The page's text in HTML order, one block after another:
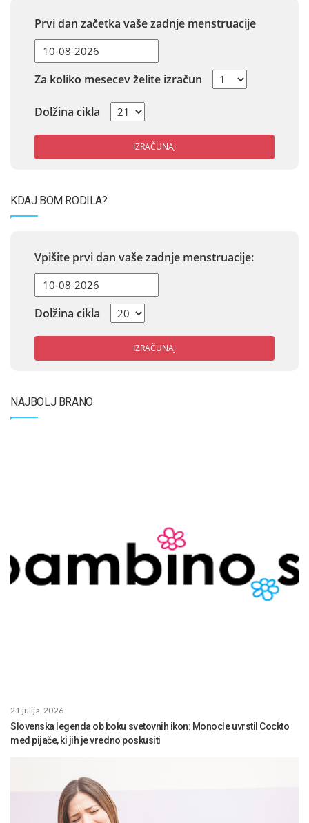
Prvi dan začetka vaše zadnje menstruacije
Za koliko mesecev želite izračun
Dolžina cikla
IZRAČUNAJ
KDAJ BOM RODILA?
Vpišite prvi dan vaše zadnje menstruacije:
Dolžina cikla
IZRAČUNAJ
NAJBOLJ BRANO
21 julija, 2026
Slovenska legenda ob boku svetovnih ikon: Monocle uvrstil Cockto
med pijače, ki jih je vredno poskusiti